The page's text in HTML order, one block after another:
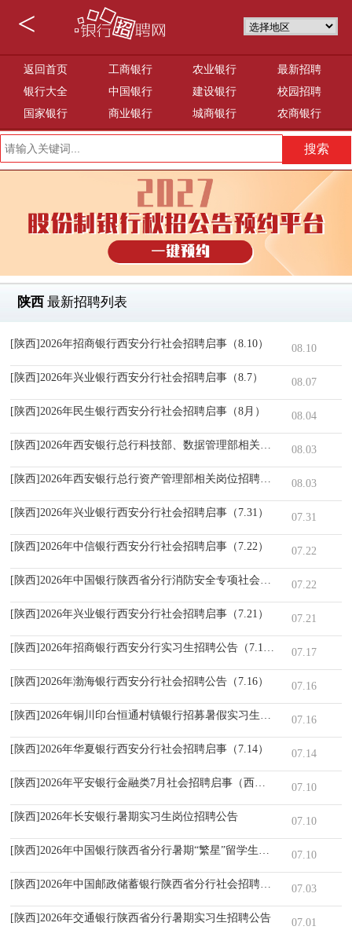
<
返回首页 工商银行 农业银行
最新招聘
银行大全
中国银行 建设银行
校园招聘
国家银行
商业银行 城商银行 农商银行
陕西 最新招聘列表
[陕西]2026年招商银行西安分行社会招聘启事（8.10） 08.10
[陕西]2026年兴业银行西安分行社会招聘启事（8.7） 08.07
[陕西]2026年民生银行西安分行社会招聘启事（8月） 08.04
[陕西]2026年西安银行总行科技部、数据管理部相关岗位招聘公告（
08.03
[陕西]2026年西安银行总行资产管理部相关岗位招聘公告（8.3）
08.03
[陕西]2026年兴业银行西安分行社会招聘启事（7.31） 07.31
[陕西]2026年中信银行西安分行社会招聘启事（7.22） 07.22
[陕西]2026年中国银行陕西省分行消防安全专项社会招聘公告07.22
[陕西]2026年兴业银行西安分行社会招聘启事（7.21） 07.21
[陕西]2026年招商银行西安分行实习生招聘公告（7.17） 07.17
[陕西]2026年渤海银行西安分行社会招聘公告（7.16） 07.16
[陕西]2026年铜川印台恒通村镇银行招募暑假实习生公告 07.16
[陕西]2026年华夏银行西安分行社会招聘启事（7.14） 07.14
[陕西]2026年平安银行金融类7月社会招聘启事（西安） 07.10
[陕西]2026年长安银行暑期实习生岗位招聘公告 07.10
[陕西]2026年中国银行陕西省分行暑期“繁星”留学生实习计划招聘公告
07.10
[陕西]2026年中国邮政储蓄银行陕西省分行社会招聘公告 07.03
[陕西]2026年交通银行陕西省分行暑期实习生招聘公告 07.01